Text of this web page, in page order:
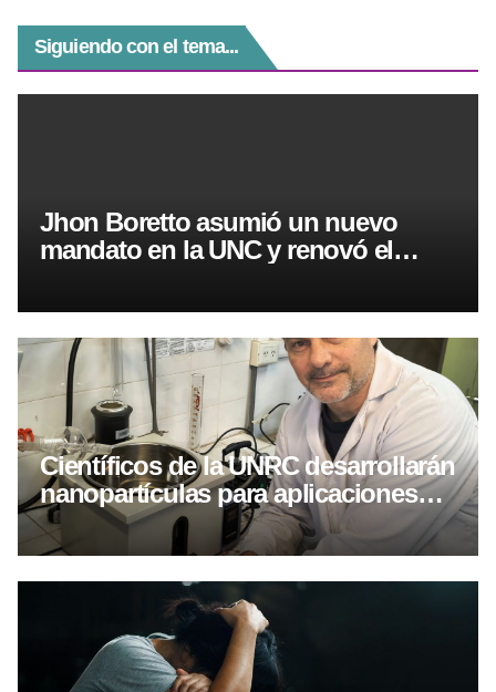
Siguiendo con el tema...
Jhon Boretto asumió un nuevo
mandato en la UNC y renovó el
Científicos de la UNRC desarrollarán
nanopartículas para aplicaciones
biomédicas avanzadas